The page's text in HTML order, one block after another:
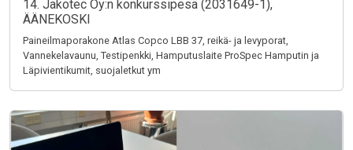
14. Jakotec Oy:n konkurssipesä (2031649-1),
ÄÄNEKOSKI
Paineilmaporakone Atlas Copco LBB 37, reikä- ja levyporat,
Vannekelavaunu, Testipenkki, Hamputuslaite ProSpec Hamputin ja
Läpivientikumit, suojaletkut ym